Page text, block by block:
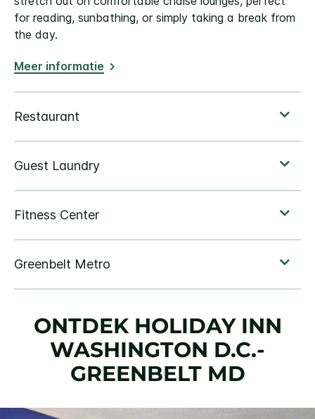
for reading, sunbathing, or simply taking a break from
the day.
Meer informatie
ONTDEK HOLIDAY INN
WASHINGTON D.C.-
GREENBELT MD